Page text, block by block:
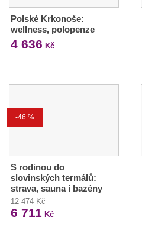
Polské Krkonoše:
wellness, polopenze
4 636 Kč
-46 %
S rodinou do
slovinských termálů:
strava, sauna i bazény
12 474 Kč
6 711 Kč